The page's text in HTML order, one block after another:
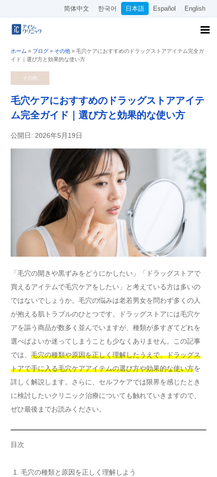
简体中文 한국어 日本語 Español English
ホーム » ブログ » その他 » 毛穴ケアにおすすめのドラッグストアアイテム完全ガ
イド｜選び方と効果的な使い方
その他
毛穴ケアにおすすめのドラッグストアアイテ
ム完全ガイド｜選び方と効果的な使い方
公開日: 2026年5月19日
「毛穴の開きや黒ずみをどうにかしたい」「ドラッグストアで
買えるアイテムで毛穴ケアをしたい」と考えている方は多いの
ではないでしょうか。毛穴の悩みは老若男女を問わず多くの人
が抱える肌トラブルのひとつです。ドラッグストアには毛穴ケ
アを謳う商品が数多く並んでいますが、種類が多すぎてどれを
選べばよいか迷ってしまうことも少なくありません。この記事
では、 毛穴の種類や原因を正しく理解したうえで、ドラッグス
トアで手に入る毛穴ケアアイテムの選び方や効果的な使い方を
詳しく解説します。さらに、セルフケアでは限界を感じたとき
に検討したいクリニック治療についても触れていきますので、
ぜひ最後までお読みください。
目次
毛穴の種類と原因を正しく理解しよう